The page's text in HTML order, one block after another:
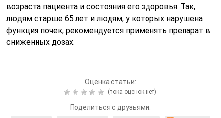
возраста пациента и состояния его здоровья. Так,
людям старше 65 лет и людям, у которых нарушена
функция почек, рекомендуется применять препарат в
сниженных дозах.
Оценка статьи:
(пока оценок нет)
Поделиться с друзьями: